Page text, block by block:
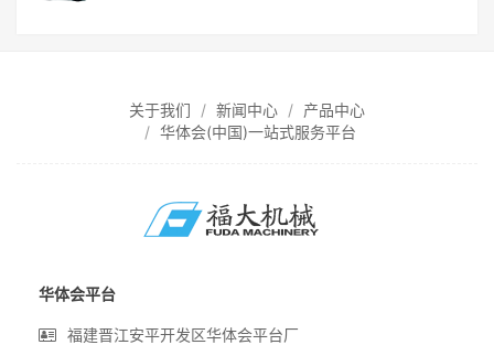
关于我们 新闻中心
产品中心
华体会(中国)一站式服务平台
华体会平台
福建晋江安平开发区华体会平台厂